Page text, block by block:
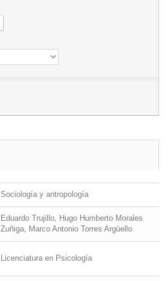
Sociología y antropología
Eduardo Trujillo, Hugo Humberto Morales
Zuñiga, Marco Antonio Torres Argüello
Licenciatura en Psicología